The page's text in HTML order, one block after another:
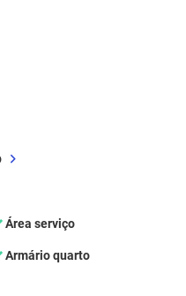
Área serviço
Armário quarto